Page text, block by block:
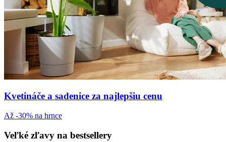
Kvetináče a sadenice za najlepšiu cenu
Až -30% na hrnce
Veľké zľavy na bestsellery